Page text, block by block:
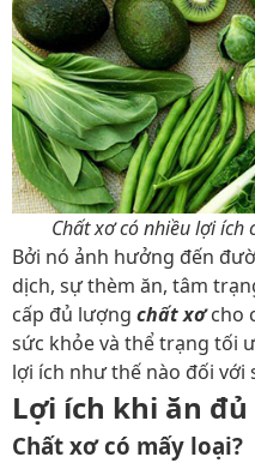
Chất xơ có nhiều lợi ích
Bởi nó ảnh hưởng đến
dịch, sự thèm ăn, tâm
cấp đủ lượng chất xơcho
sức khỏe và thể trạng tối
lợi ích như thế nào đối với
Lợi ích khi ăn
Chất xơ có mấy loại?